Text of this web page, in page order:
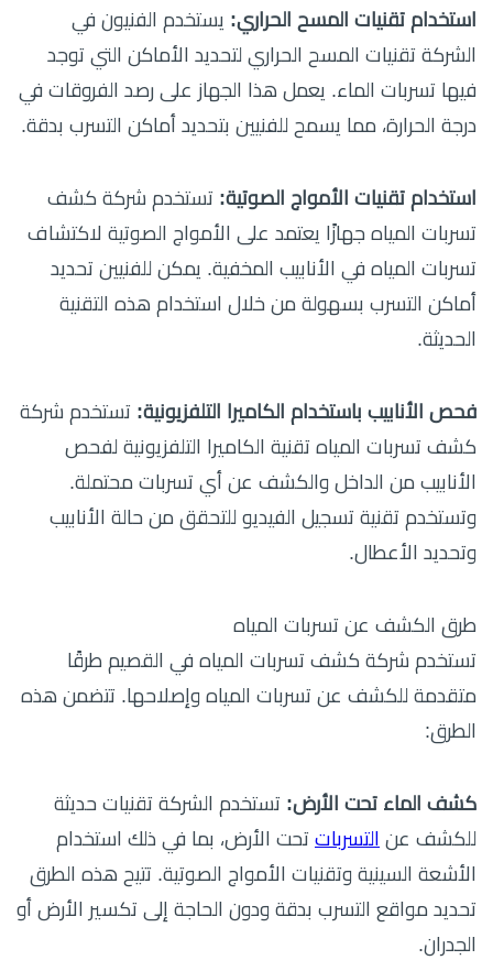
استخدام تقنيات المسح الحراري: يستخدم الفنيون في
الشركة تقنيات المسح الحراري لتحديد الأماكن التي توجد
فيها تسربات الماء. يعمل هذا الجهاز على رصد الفروقات في
درجة الحرارة، مما يسمح للفنيين بتحديد أماكن التسرب بدقة.
استخدام تقنيات الأمواج الصوتية: تستخدم شركة كشف
تسربات المياه جهازًا يعتمد على الأمواج الصوتية لاكتشاف
تسربات المياه في الأنابيب المخفية. يمكن للفنيين تحديد
أماكن التسرب بسهولة من خلال استخدام هذه التقنية
الحديثة.
فحص الأنابيب باستخدام الكاميرا التلفزيونية: تستخدم شركة
كشف تسربات المياه تقنية الكاميرا التلفزيونية لفحص
الأنابيب من الداخل والكشف عن أي تسربات محتملة.
وتستخدم تقنية تسجيل الفيديو للتحقق من حالة الأنابيب
وتحديد الأعطال.
طرق الكشف عن تسربات المياه
تستخدم شركة كشف تسربات المياه في القصيم طرقًا
متقدمة للكشف عن تسربات المياه وإصلاحها. تتضمن هذه
الطرق:
كشف الماء تحت الأرض: تستخدم الشركة تقنيات حديثة
للكشف عن التسربات تحت الأرض، بما في ذلك استخدام
الأشعة السينية وتقنيات الأمواج الصوتية. تتيح هذه الطرق
تحديد مواقع التسرب بدقة ودون الحاجة إلى تكسير الأرض أو
الجدران.